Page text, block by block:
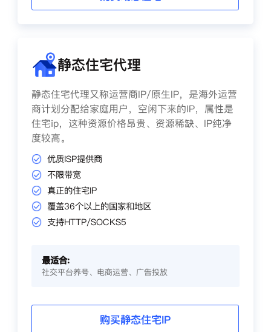
静态住宅代理
静态住宅代理又称运营商IP/原生IP，是海外运营
商计划分配给家庭用户，空闲下来的IP，属性是
住宅ip，这种资源价格昂贵、资源稀缺、IP纯净
度较高。
优质ISP提供商
不限带宽
真正的住宅IP
覆盖36个以上的国家和地区
支持HTTP/SOCKS5
最适合:
社交平台养号、电商运营、广告投放
购买静态住宅IP